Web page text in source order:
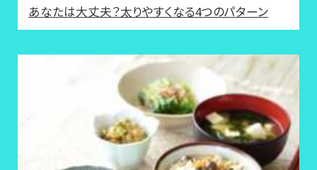
あなたは大丈夫？太りやすくなる4つのパターン